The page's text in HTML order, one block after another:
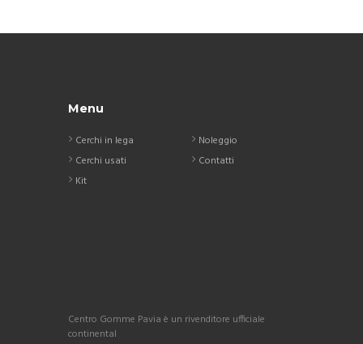
Menu
Cerchi in lega
Cerchi usati
Kit
Noleggio
Contatti
Centro Gomme Pavia è un rivenditore ufficiale
continental